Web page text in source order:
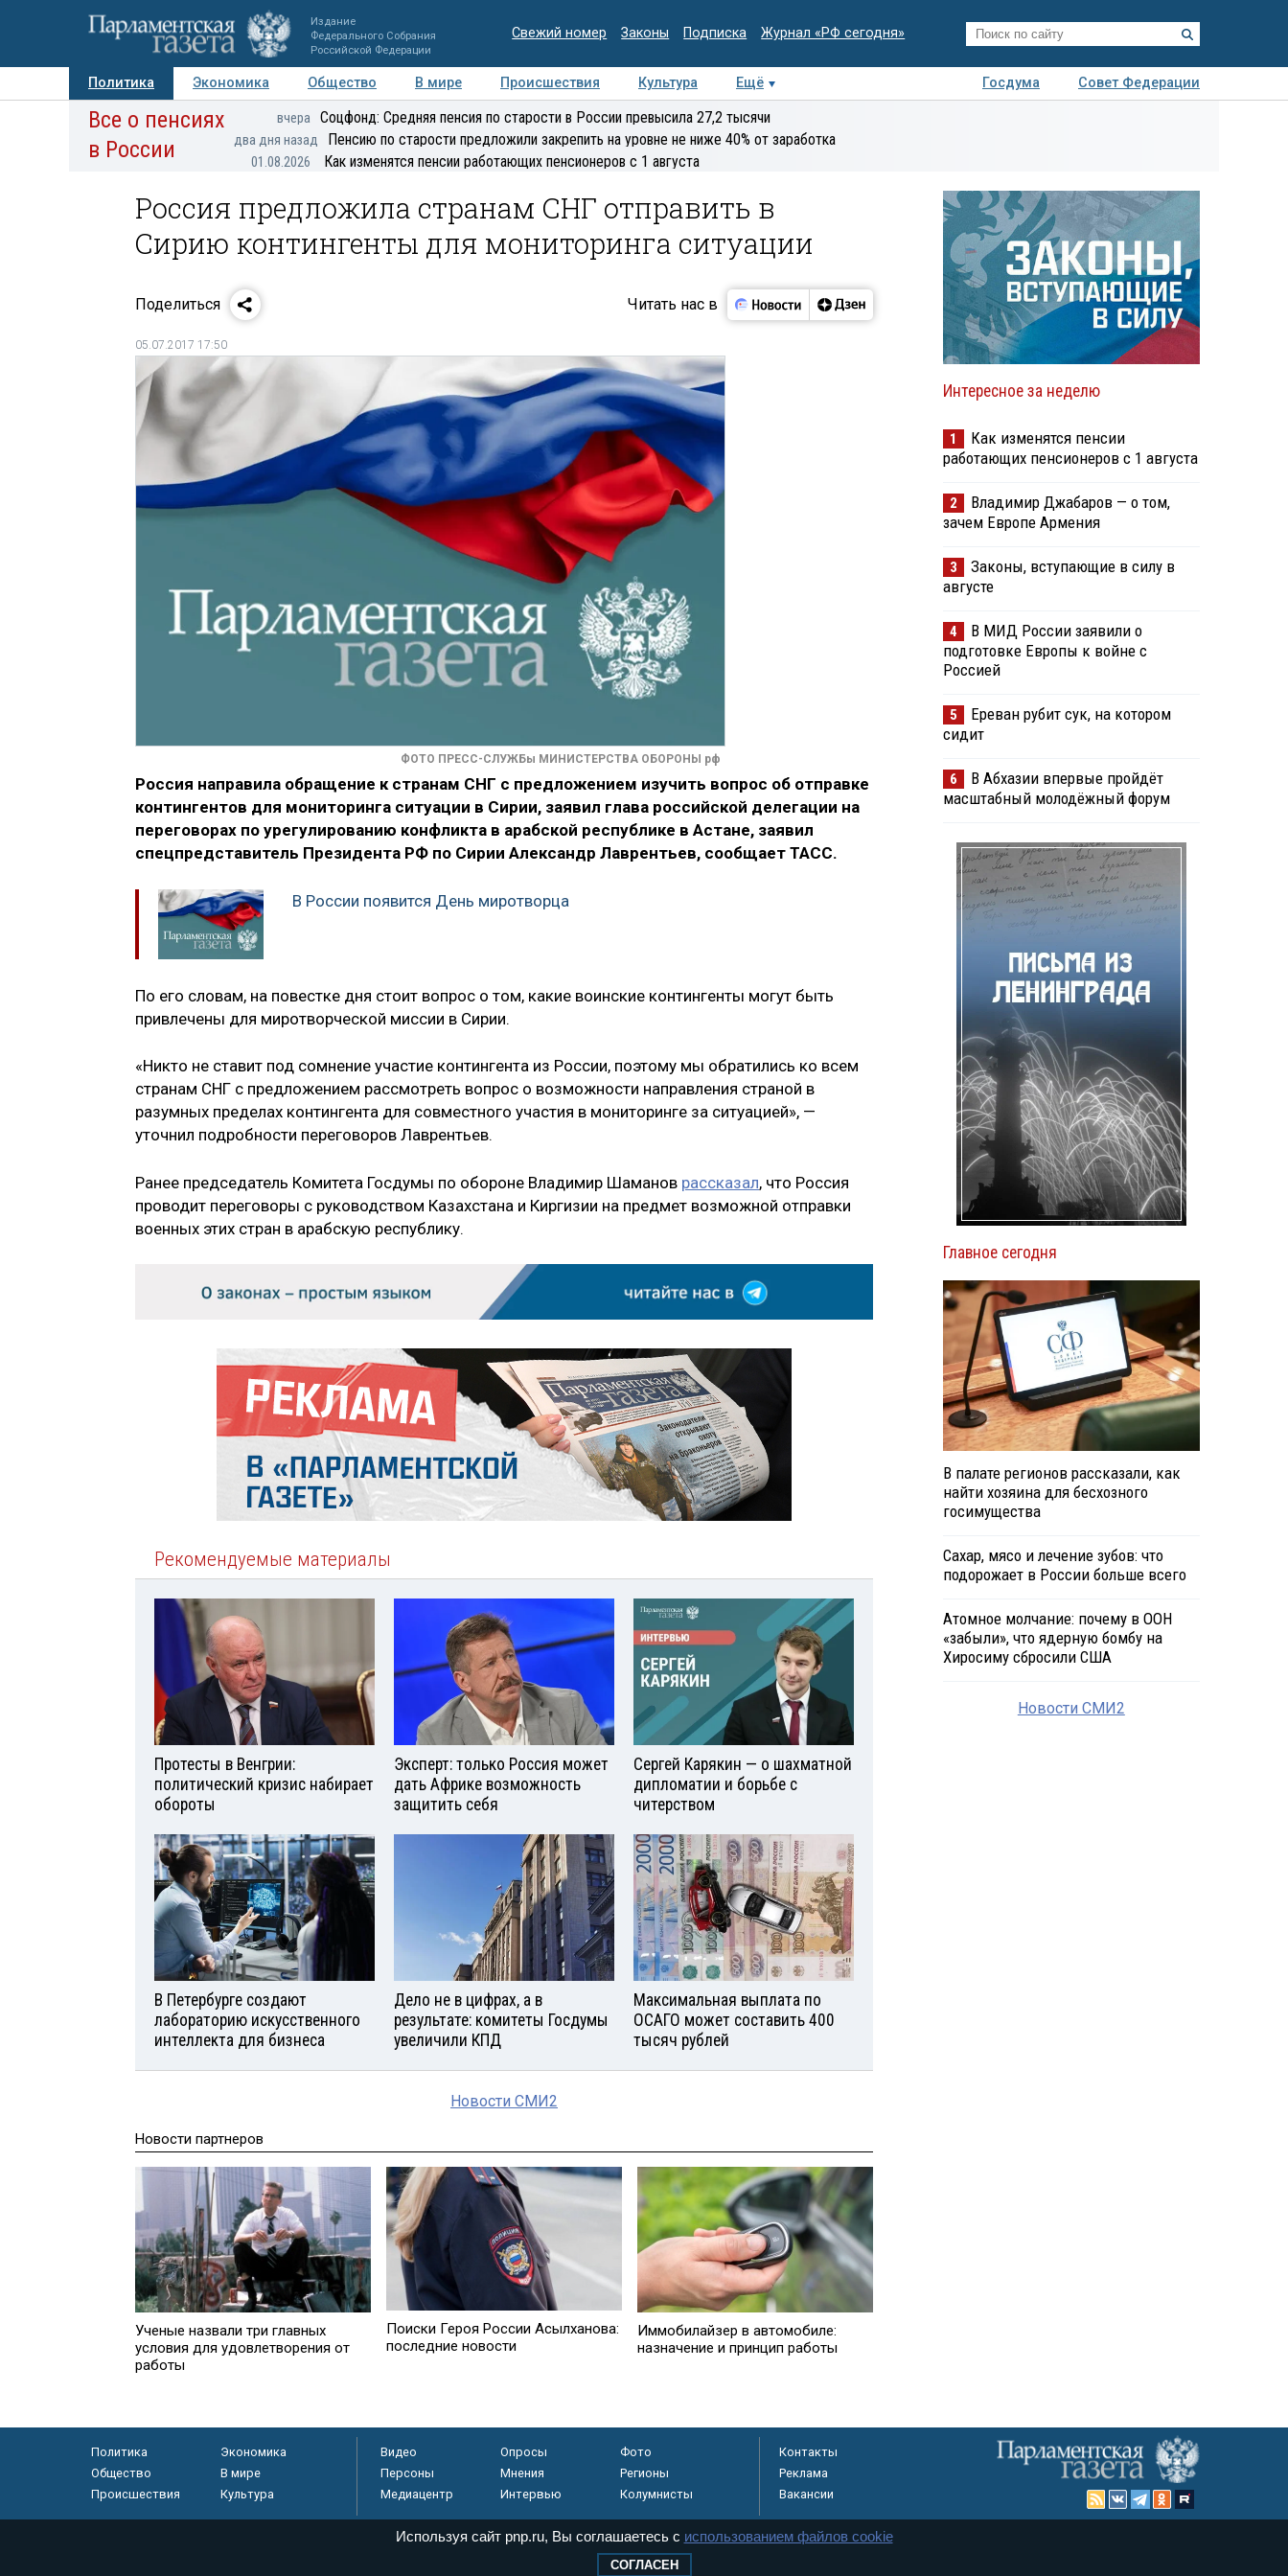
Издание
Федерального Собрания
Российской Федерации
Свежий номер Законы Подписка Журнал «РФ сегодня»
Политика Экономика Общество В мире Происшествия Культура Ещё Госдума
Совет Федерации
Авторы Персоны Мнения Регионы Медиацентр Интервью Колумнисты
экспертиза
Все о пенсиях
в России
вчера Соцфонд: Средняя пенсия по старости в России превысила 27,2 тысячи
два дня назад Пенсию по старости предложили закрепить на уровне не ниже 40% от заработка
01.08.2026 Как изменятся пенсии работающих пенсионеров с 1 августа
Россия предложила странам СНГ отправить в
Сирию контингенты для мониторинга ситуации
Поделиться Читать нас в
05.07.2017 17:50
ФОТО ПРЕСС-СЛУЖБы МИНИСТЕРСТВА ОБОРОНЫ рф
Россия направила обращение к странам СНГ с предложением изучить вопрос об отправке
контингентов для мониторинга ситуации в Сирии, заявил глава российской делегации на
переговорах по урегулированию конфликта в арабской республике в Астане, заявил
спецпредставитель Президента РФ по Сирии Александр Лаврентьев, сообщает ТАСС.
В России появится День миротворца
По его словам, на повестке дня стоит вопрос о том, какие воинские контингенты могут быть
привлечены для миротворческой миссии в Сирии.
«Никто не ставит под сомнение участие контингента из России, поэтому мы обратились ко всем
странам СНГ с предложением рассмотреть вопрос о возможности направления страной в
разумных пределах контингента для совместного участия в мониторинге за ситуацией», —
уточнил подробности переговоров Лаврентьев.
Ранее председатель Комитета Госдумы по обороне Владимир Шаманов рассказал, что Россия
проводит переговоры с руководством Казахстана и Киргизии на предмет возможной отправки
военных этих стран в арабскую республику.
Рекомендуемые материалы
Протесты в Венгрии:
политический кризис набирает
обороты
Эксперт: только Россия может
дать Африке возможность
защитить себя
Сергей Карякин — о шахматной
дипломатии и борьбе с
читерством
В Петербурге создают
лабораторию искусственного
интеллекта для бизнеса
Дело не в цифрах, а в
результате: комитеты Госдумы
увеличили КПД
Максимальная выплата по
ОСАГО может составить 400
тысяч рублей
Новости СМИ2
Новости партнеров
Ученые назвали три главных
условия для удовлетворения от
работы
Поиски Героя России Асылханова:
последние новости
Иммобилайзер в автомобиле:
назначение и принцип работы
Интересное за неделю
1
Как изменятся пенсии
работающих пенсионеров с 1 августа
2
Владимир Джабаров — о том,
зачем Европе Армения
3
Законы, вступающие в силу в
августе
4
В МИД России заявили о
подготовке Европы к войне с
Россией
5
Ереван рубит сук, на котором
сидит
6
В Абхазии впервые пройдёт
масштабный молодёжный форум
Главное сегодня
В палате регионов рассказали, как
найти хозяина для бесхозного
госимущества
Сахар, мясо и лечение зубов: что
подорожает в России больше всего
Атомное молчание: почему в ООН
«забыли», что ядерную бомбу на
Хиросиму сбросили США
Новости СМИ2
Политика
Экономика
Общество
В мире
Происшествия
Культура
Видео Опросы
Фото
Персоны
Мнения
Регионы
Медиацентр
Интервью Колумнисты
Контакты
Реклама
Вакансии
Используя сайт pnp.ru, Вы соглашаетесь с использованием файлов cookie
СОГЛАСЕН